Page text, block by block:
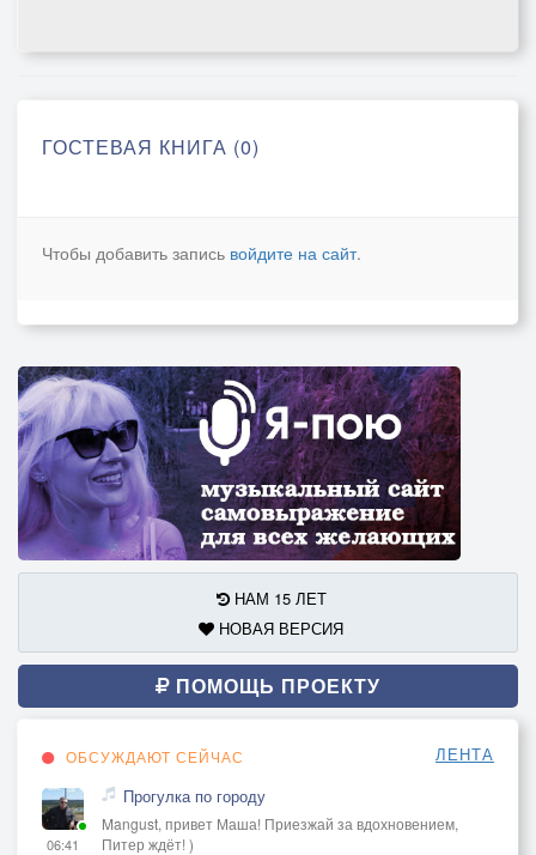
ГОСТЕВАЯ КНИГА (0)
Чтобы добавить запись войдите на сайт.
НАМ 15 ЛЕТ
НОВАЯ ВЕРСИЯ
ПОМОЩЬ ПРОЕКТУ
ОБСУЖДАЮТ СЕЙЧАС ЛЕНТА
06:41
Прогулка по городу
Mangust, привет Маша! Приезжай за вдохновением,
Питер ждёт! )